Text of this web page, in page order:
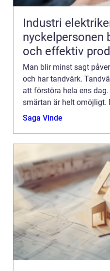
Industri
nyckelpersonen
och effektiv
Man blir minst sagt
och har tandvärk.
att förstöra hela ens
smärtan är helt omöjligt.
smärtstillandet stilla
Saga Vinde